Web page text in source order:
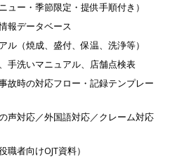
ュー・季節限定・提供手順付き）
報データベース
ル（焼成、盛付、保温、洗浄等）
手洗いマニュアル、店舗点検表
故時の対応フロー・記録テンプレー
声対応／外国語対応／クレーム対応
者向けOJT資料）